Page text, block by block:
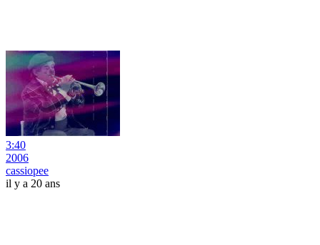
3:40
2006
cassiopee
il y a 20 ans